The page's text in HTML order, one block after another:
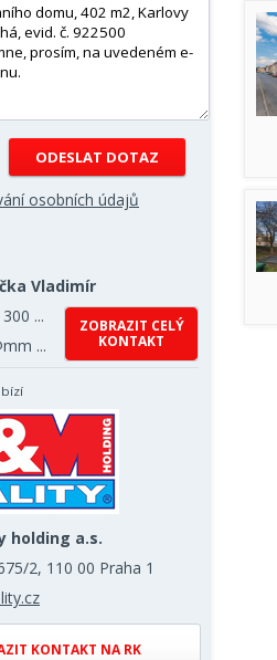
osobních údajů
Vladimír
...
...
ZOBRAZIT CELÝ
KONTAKT
holding a.s.
2, 110 00 Praha 1
KONTAKT NA RK